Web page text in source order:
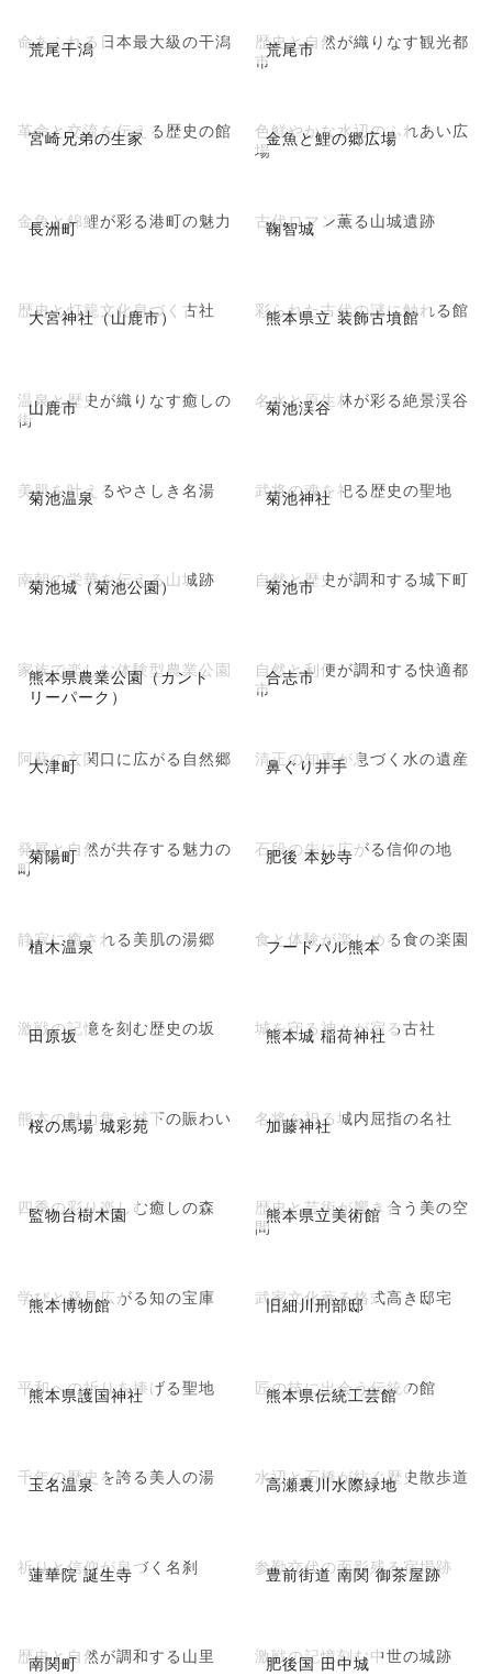
荒尾干潟
命あふれる日本最大級の干潟 荒尾市
歴史と自然が織りなす観光都
市
宮崎兄弟の生家
革命と交流を伝える歴史の館 金魚と鯉の郷広場
色鮮やかな水辺のふれあい広
場
長洲町
金魚と錦鯉が彩る港町の魅力 鞠智城
古代ロマン薫る山城遺跡
大宮神社（山鹿市）
歴史と灯籠文化息づく古社 熊本県立 装飾古墳館
彩られた古代の謎に触れる館
山鹿市
温泉と歴史が織りなす癒しの
街
菊池渓谷
名水と原生林が彩る絶景渓谷
菊池温泉
美肌を叶えるやさしき名湯 菊池神社
武将の魂を祀る歴史の聖地
菊池城（菊池公園）
南朝の栄華を伝える山城跡 菊池市
自然と歴史が調和する城下町
熊本県農業公園（カント
リーパーク）
家族で楽しむ体験型農業公園 合志市
自然と利便が調和する快適都
市
大津町
阿蘇の玄関口に広がる自然郷 鼻ぐり井手
清正の知恵が息づく水の遺産
菊陽町
発展と自然が共存する魅力の
町
肥後 本妙寺
石段の先に広がる信仰の地
植木温泉
静寂に癒される美肌の湯郷 フードパル熊本
食と体験が楽しめる食の楽園
田原坂
激戦の記憶を刻む歴史の坂 熊本城 稲荷神社
城を守る神々が宿る古社
桜の馬場 城彩苑
熊本の魅力集う城下の賑わい 加藤神社
名将を祀る城内屈指の名社
監物台樹木園
四季の彩り楽しむ癒しの森 熊本県立美術館
歴史と芸術が響き合う美の空
間
熊本博物館
学びと発見広がる知の宝庫 旧細川刑部邸
武家文化薫る格式高き邸宅
熊本県護国神社
平和への祈りを捧げる聖地 熊本県伝統工芸館
匠の技に出会う伝統の館
玉名温泉
千年の歴史を誇る美人の湯 高瀬裏川水際緑地
水辺と石橋が紡ぐ歴史散歩道
蓮華院 誕生寺
祈りと信仰が息づく名刹 豊前街道 南関 御茶屋跡
参勤交代の面影残る宿場跡
南関町
歴史と自然が調和する山里 肥後国 田中城
激戦の記憶刻む中世の城跡